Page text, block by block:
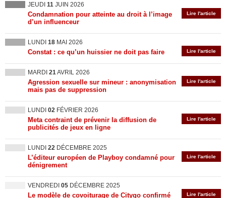
JEUDI 11 JUIN 2026
Lire l'article
Condamnation pour atteinte au droit à l’image
d’un influenceur
LUNDI 18 MAI 2026
Lire l'article
Constat : ce qu’un huissier ne doit pas faire
MARDI 21AVRIL 2026
Lire l'article
Agression sexuelle sur mineur : anonymisation
mais pas de suppression
LUNDI 02 FÉVRIER 2026
Lire l'article
Meta contraint de prévenir la diffusion de
publicités de jeux en ligne
LUNDI 22 DÉCEMBRE 2025
Lire l'article
L’éditeur européen de Playboy condamné pour
dénigrement
VENDREDI 05 DÉCEMBRE 2025
Lire l'article
Le modèle de covoiturage de Citygo confirmé